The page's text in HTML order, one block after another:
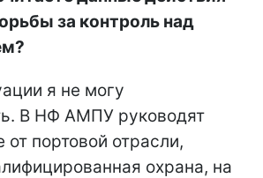
за контроль над
я не могу
В НФ АМПУ руководят
портовой отрасли,
охрана, на